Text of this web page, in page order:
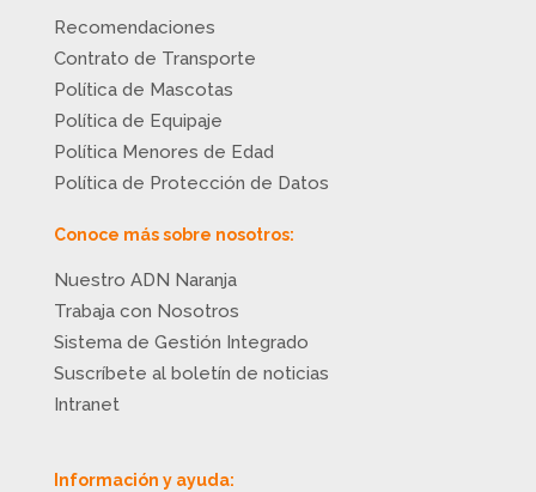
Recomendaciones
Contrato de Transporte
Política de Mascotas
Política de Equipaje
Política Menores de Edad
Política de Protección de Datos
Conoce más sobre nosotros:
Nuestro ADN Naranja
Trabaja con Nosotros
Sistema de Gestión Integrado
Suscríbete al boletín de noticias
Intranet
Información y ayuda: